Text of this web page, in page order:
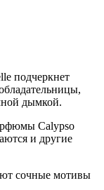
подчеркнет
дымкой.
Calypso
и другие
сочные мотивы